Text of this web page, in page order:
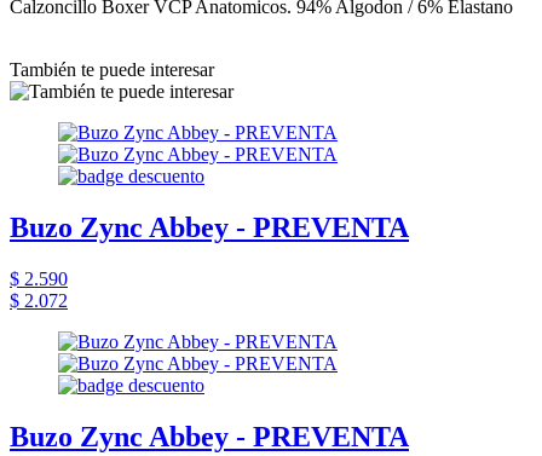
Calzoncillo Boxer VCP Anatomicos. 94% Algodon / 6% Elastano
También te puede interesar
Buzo Zync Abbey - PREVENTA
$ 2.590
$ 2.072
Buzo Zync Abbey - PREVENTA